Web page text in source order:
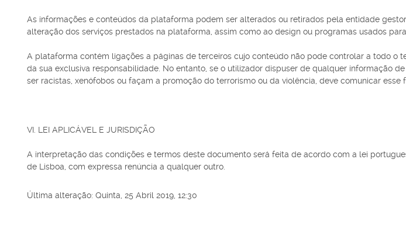
As informações e conteúdos da plataforma podem ser alterados ou retirados pela entidade
alteração dos serviços prestados na plataforma, assim como ao design ou programas usados
A plataforma contém ligações a páginas de terceiros cujo conteúdo não pode controlar a todo
da sua exclusiva responsabilidade. No entanto, se o utilizador dispuser de qualquer informação
ser racistas, xenófobos ou façam a promoção do terrorismo ou da violência, deve comunicar esse
VI. LEI APLICÁVEL E JURISDIÇÃO
A interpretação das condições e termos deste documento será feita de acordo com a lei
de Lisboa, com expressa renúncia a qualquer outro.
Última alteração: Quinta, 25 Abril 2019, 12:30